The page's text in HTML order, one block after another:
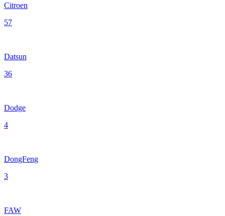
Citroen
57
Datsun
36
Dodge
4
DongFeng
3
FAW